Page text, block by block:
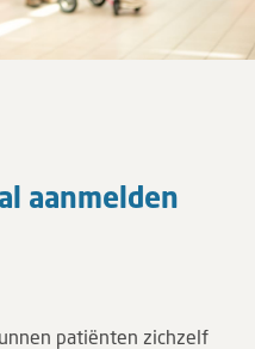
aan­mel­den
patiënten zichzelf